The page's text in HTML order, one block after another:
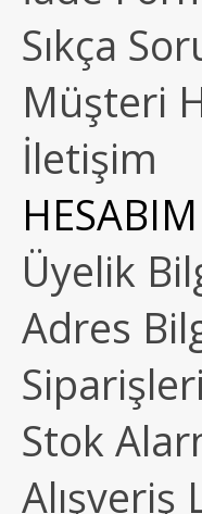
Sıkça
Müşteri
İletişim
HESABIM
Üyelik
Adres
Stok
Alışveriş